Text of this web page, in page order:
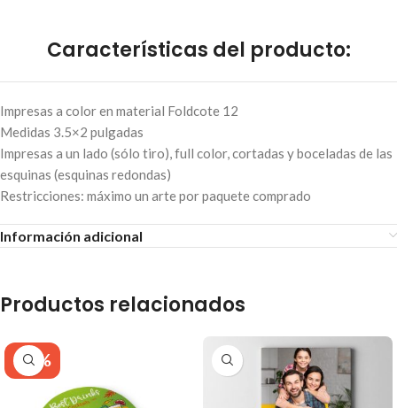
Características del producto:
Impresas a color en material Foldcote 12
Medidas 3.5×2 pulgadas
Impresas a un lado (sólo tiro), full color, cortadas y boceladas de las
esquinas (esquinas redondas)
Restricciones: máximo un arte por paquete comprado
Información adicional
Productos relacionados
-43%